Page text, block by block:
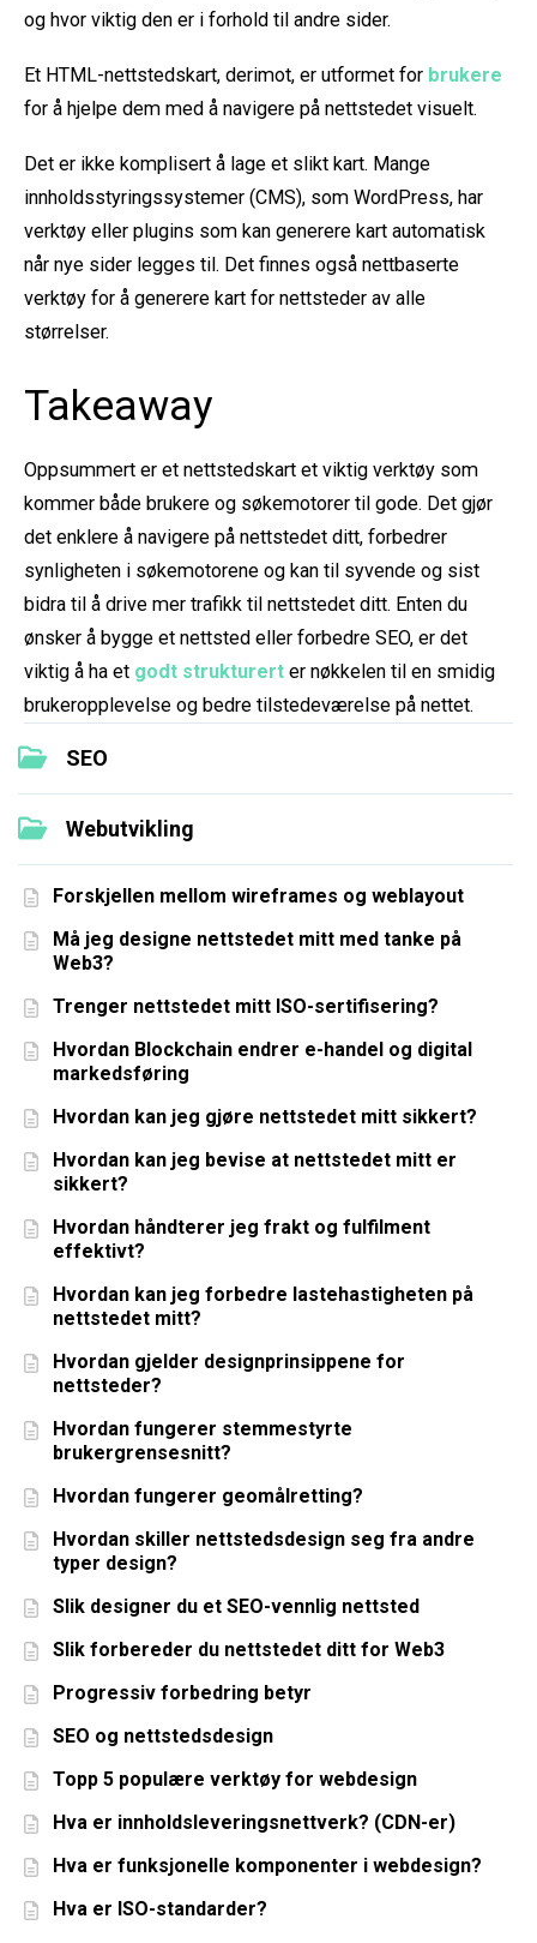
SEO
Webutvikling
Forskjellen mellom wireframes og weblayout
Må jeg designe nettstedet mitt med tanke på
Web3?
Trenger nettstedet mitt ISO-sertifisering?
Hvordan Blockchain endrer e-handel og digital
markedsføring
Hvordan kan jeg gjøre nettstedet mitt sikkert?
Hvordan kan jeg bevise at nettstedet mitt er
sikkert?
Hvordan håndterer jeg frakt og fulfilment
effektivt?
Hvordan kan jeg forbedre lastehastigheten på
nettstedet mitt?
Hvordan gjelder designprinsippene for
nettsteder?
Hvordan fungerer stemmestyrte
brukergrensesnitt?
Hvordan fungerer geomålretting?
Hvordan skiller nettstedsdesign seg fra andre
typer design?
Slik designer du et SEO-vennlig nettsted
Slik forbereder du nettstedet ditt for Web3
Progressiv forbedring betyr
SEO og nettstedsdesign
Topp 5 populære verktøy for webdesign
Hva er innholdsleveringsnettverk? (CDN-er)
Hva er funksjonelle komponenter i webdesign?
Hva er ISO-standarder?
og hvor viktig den er i forhold til andre sider.
Et HTML-nettstedskart, derimot, er utformet for brukere
for å hjelpe dem med å navigere på nettstedet visuelt.
Det er ikke komplisert å lage et slikt kart. Mange
innholdsstyringssystemer (CMS), som WordPress, har
verktøy eller plugins som kan generere kart automatisk
når nye sider legges til. Det finnes også nettbaserte
verktøy for å generere kart for nettsteder av alle
størrelser.
Takeaway
Oppsummert er et nettstedskart et viktig verktøy som
kommer både brukere og søkemotorer til gode. Det gjør
det enklere å navigere på nettstedet ditt, forbedrer
synligheten i søkemotorene og kan til syvende og sist
bidra til å drive mer trafikk til nettstedet ditt. Enten du
ønsker å bygge et nettsted eller forbedre SEO, er det
viktig å ha et godt strukturert er nøkkelen til en smidig
brukeropplevelse og bedre tilstedeværelse på nettet.